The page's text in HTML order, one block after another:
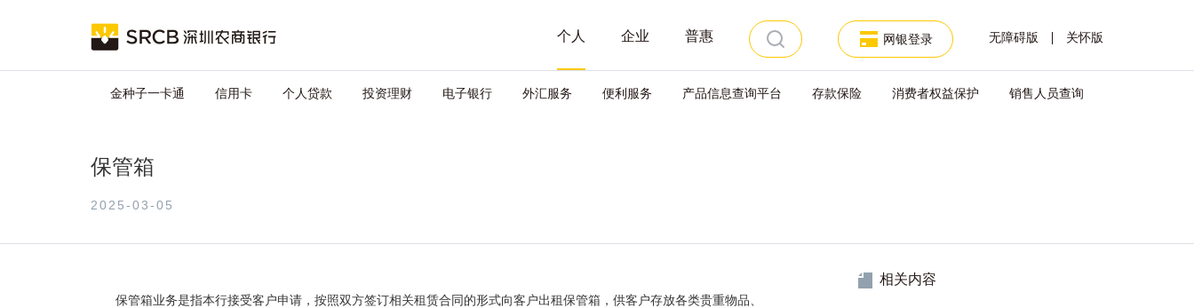
Main
navigation
无障碍版 关怀版
网银登录
个人
金种子一卡通 信用卡 个人贷款 投资理财 电子银行 外汇服务 便利服务 产品信息查询平台 存款保险 消费者权益保护 销售人员查询
企业 普惠
保管箱
2025-03-05
保管箱业务是指本行接受客户申请，按照双方签订相关租赁合同的形式向客户出租保管箱，供客户存放各类贵重物品、
相关内容